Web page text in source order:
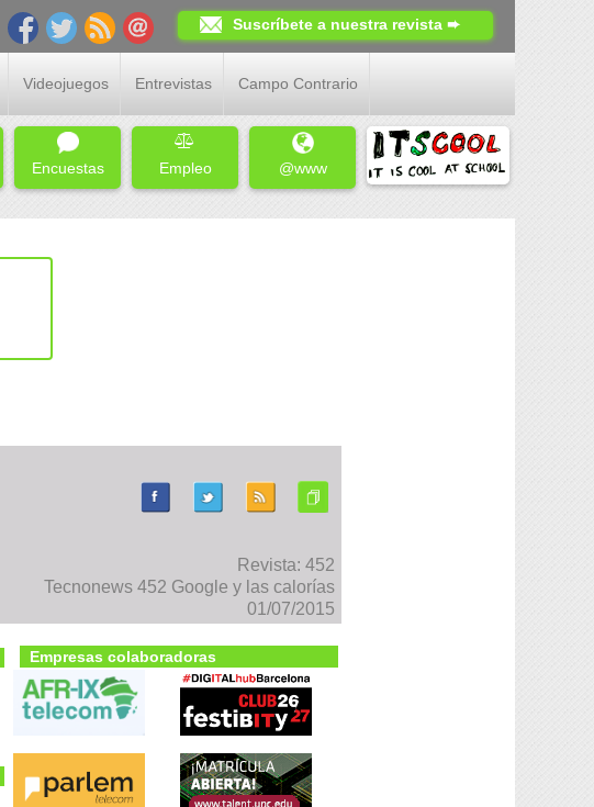
Suscríbete a nuestra revista ➨
Videojuegos Entrevistas Campo Contrario
Encuestas Empleo @www
Revista: 452
Tecnonews 452 Google y las calorías
01/07/2015
Empresas colaboradoras